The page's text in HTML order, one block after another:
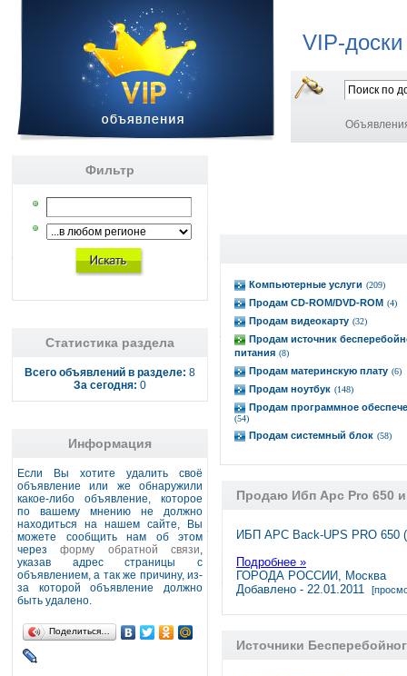
VIP-
Фильтр
Статистика раздела
Всего объявлений в разделе: 8
За сегодня: 0
Информация
Если Вы хотите удалить своё
объявление или же обнаружили
какое-либо объявление, которое
по вашему мнению не должно
находиться на нашем сайте, Вы
можете сообщить нам об этом
черезформу обратной связи,
указав адрес страницы с
объявлением, а так же причину, из-
за которой объявление должно
быть удалено.
Поделиться…
Компьютерные услуги (209)
Продам CD-ROM/DVD-ROM (4)
Продам видеокарту (32)
Продам источник
питания (8)
Продам материнскую плату (6)
Продам ноутбук (148)
Продам программное
(54)
Продам системный блок (58)
Продаю Ибп Apc Pro 650
ИБП АРС Back-UPS PRO 650
Подробнее »
ГОРОДА РОССИИ, Москва
Добавлено - 22.01.2011
Источники